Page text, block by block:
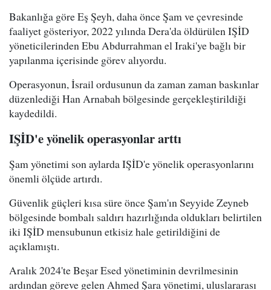
Bakanlığa göre Eş Şeyh, daha önce Şam ve çevresinde
faaliyet gösteriyor, 2022 yılında Dera'da öldürülen IŞİD
yöneticilerinden Ebu Abdurrahman el Iraki'ye bağlı bir
yapılanma içerisinde görev alıyordu.
Operasyonun, İsrail ordusunun da zaman zaman baskınlar
düzenlediği Han Arnabah bölgesinde gerçekleştirildiği
kaydedildi.
IŞİD'e yönelik operasyonlar arttı
Şam yönetimi son aylarda IŞİD'e yönelik operasyonlarını
önemli ölçüde artırdı.
Güvenlik güçleri kısa süre önce Şam'ın Seyyide Zeyneb
bölgesinde bombalı saldırı hazırlığında oldukları belirtilen
iki IŞİD mensubunun etkisiz hale getirildiğini de
açıklamıştı.
Aralık 2024'te Beşar Esed yönetiminin devrilmesinin
ardından göreve gelen Ahmed Şara yönetimi, uluslararası